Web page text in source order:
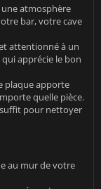
une atmosphère
bar, votre cave
attentionné à un
apprécie le bon
plaque apporte
quelle pièce.
pour nettoyer
au mur de votre